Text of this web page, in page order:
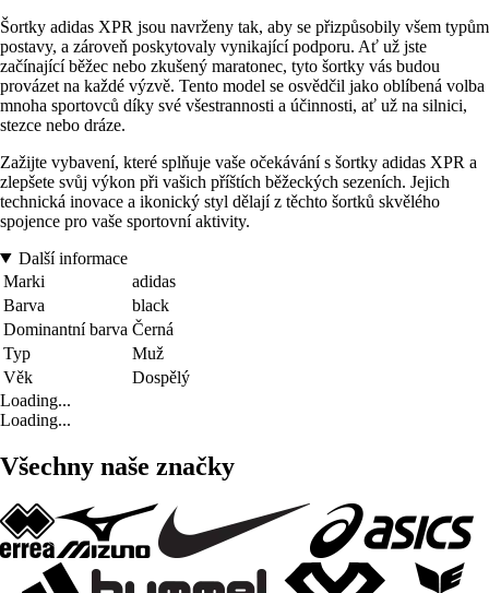
Šortky adidas XPR jsou navrženy tak, aby se přizpůsobily všem typům
postavy, a zároveň poskytovaly vynikající podporu. Ať už jste
začínající běžec nebo zkušený maratonec, tyto šortky vás budou
provázet na každé výzvě. Tento model se osvědčil jako oblíbená volba
mnoha sportovců díky své všestrannosti a účinnosti, ať už na silnici,
stezce nebo dráze.
Zažijte vybavení, které splňuje vaše očekávání s šortky adidas XPR a
zlepšete svůj výkon při vašich příštích běžeckých sezeních. Jejich
technická inovace a ikonický styl dělají z těchto šortků skvělého
spojence pro vaše sportovní aktivity.
Další informace
Marki
adidas
Barva
black
Dominantní barva Černá
Typ
Muž
Věk
Dospělý
Loading...
Loading...
Všechny naše značky